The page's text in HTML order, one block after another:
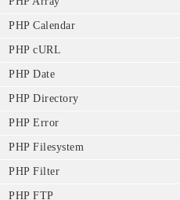
PHP Calendar
PHP cURL
PHP Date
PHP Directory
PHP Error
PHP Filesystem
PHP Filter
PHP FTP